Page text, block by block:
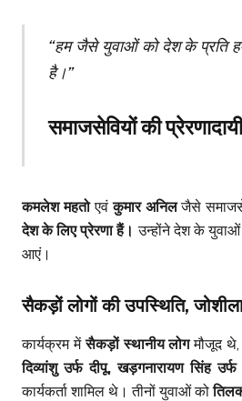
“हम जैसे युवाओं को देश के प्रति
है।”
समाजसेवियों की
कमलेश महतोएवंकुमार अनिलजैसे
देश के लिए प्रेरणा हैं। उन्होंने देश के युवाओं
आएं।
सैकड़ों लोगों की उपस्थिति,
कार्यक्रम मेंसैकड़ों स्थानीय लोगमौजूद
दिव्यांशु उर्फ दीपू, खड़गनारायण सिंह
कार्यकर्ता शामिल थे। तीनों युवाओं को